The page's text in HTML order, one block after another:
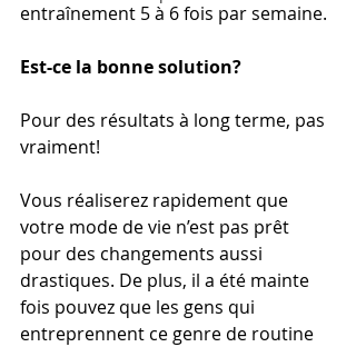
entraînement 5 à 6 fois par semaine.
Est-ce la bonne solution?
Pour des résultats à long terme, pas
vraiment!
Vous réaliserez rapidement que
votre mode de vie n’est pas prêt
pour des changements aussi
drastiques. De plus, il a été mainte
fois pouvez que les gens qui
entreprennent ce genre de routine